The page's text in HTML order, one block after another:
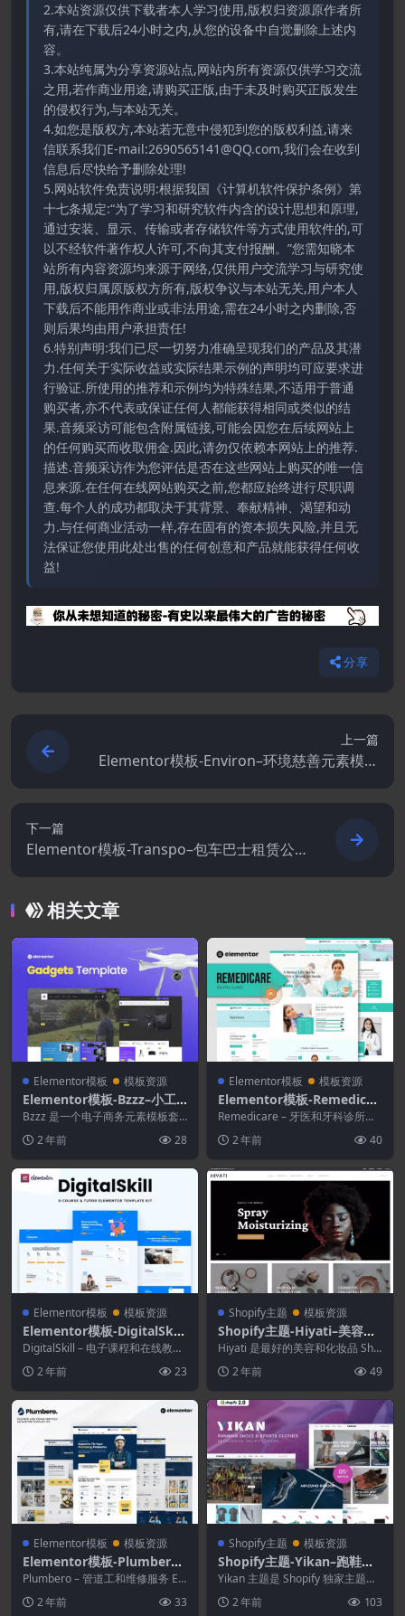
2.本站资源仅供下载者本人学习使用,版权归资源原作者所
有,请在下载后24小时之内,从您的设备中自觉删除上述内
容。
3.本站纯属为分享资源站点,网站内所有资源仅供学习交流
之用,若作商业用途,请购买正版,由于未及时购买正版发生
的侵权行为,与本站无关。
4.如您是版权方,本站若无意中侵犯到您的版权利益,请来
信联系我们E-mail:2690565141@QQ.com,我们会在收到
信息后尽快给予删除处理!
5.网站软件免责说明:根据我国《计算机软件保护条例》第
十七条规定:“为了学习和研究软件内含的设计思想和原理,
通过安装、显示、传输或者存储软件等方式使用软件的,可
以不经软件著作权人许可,不向其支付报酬。”您需知晓本
站所有内容资源均来源于网络,仅供用户交流学习与研究使
用,版权归属原版权方所有,版权争议与本站无关,用户本人
下载后不能用作商业或非法用途,需在24小时之内删除,否
则后果均由用户承担责任!
6.特别声明:我们已尽一切努力准确呈现我们的产品及其潜
力.任何关于实际收益或实际结果示例的声明均可应要求进
行验证.所使用的推荐和示例均为特殊结果,不适用于普通
购买者,亦不代表或保证任何人都能获得相同或类似的结
果.音频采访可能包含附属链接,可能会因您在后续网站上
的任何购买而收取佣金.因此,请勿仅依赖本网站上的推荐.
描述.音频采访作为您评估是否在这些网站上购买的唯一信
息来源.在任何在线网站购买之前,您都应始终进行尽职调
查.每个人的成功都取决于其背景、奉献精神、渴望和动
力.与任何商业活动一样,存在固有的资本损失风险,并且无
法保证您使用此处出售的任何创意和产品就能获得任何收
益!
分享
上一篇
Elementor模板-Environ–环境慈善元素模板
下一篇
Elementor模板-Transpo–包车巴士租赁公
相关文章
Elementor模板 模板资源
Elementor模板-Bzzz–小工
具电子商务元素模板工具包
Bzzz 是一个电子商务元素模板套
动相机、便携式电...
2 年前 28
Elementor模板 模板资源
Elementor模板-Remedicar
e–牙医和牙科诊所模板套件
Remedicare – 牙医和牙科诊所主
2 年前 40
Elementor模板 模板资源
Elementor模板-DigitalSkill
–电子课程和在线教程Eleme
ntor Pro模板工具包
DigitalSkill – 电子课程和在线教程
模...2 年前 23
Shopify主题 模板资源
Shopify主题-Hiyati–美容和
化妆品Shopify主题
Hiyati 是最好的美容和化妆品 Sho
个...2 年前 49
Elementor模板 模板资源
Elementor模板-Plumbero–
管道工和维修服务Elemento
r模板套件
Plumbero – 管道工和维修服务 Ele
2 年前 33
Shopify主题 模板资源
Shopify主题-Yikan–跑鞋和
运动Shopify主题
Yikan 主题是 Shopify 独家主题，
孩、女...
2 年前 103